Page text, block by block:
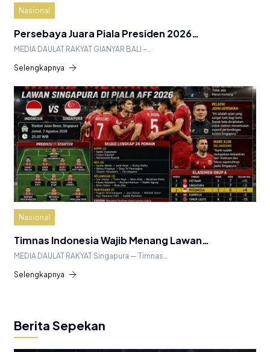
Nasional
Persebaya Juara Piala Presiden 2026…
MEDIA DAULAT RAKYAT GIANYAR BALI –…
Selengkapnya
Nasional
Timnas Indonesia Wajib Menang Lawan…
MEDIA DAULAT RAKYAT Singapura — Timnas…
Selengkapnya
Berita Sepekan